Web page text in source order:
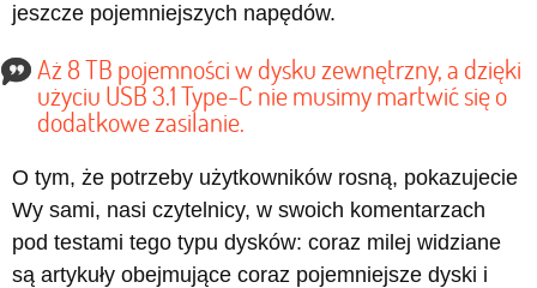
jeszcze pojemniejszych napędów.
Aż 8 TB pojemności w dysku zewnętrzny, a dzięki
użyciu USB 3.1 Type-C nie musimy martwić się o
dodatkowe zasilanie.
O tym, że potrzeby użytkowników rosną, pokazujecie
Wy sami, nasi czytelnicy, w swoich komentarzach
pod testami tego typu dysków: coraz milej widziane
są artykuły obejmujące coraz pojemniejsze dyski i